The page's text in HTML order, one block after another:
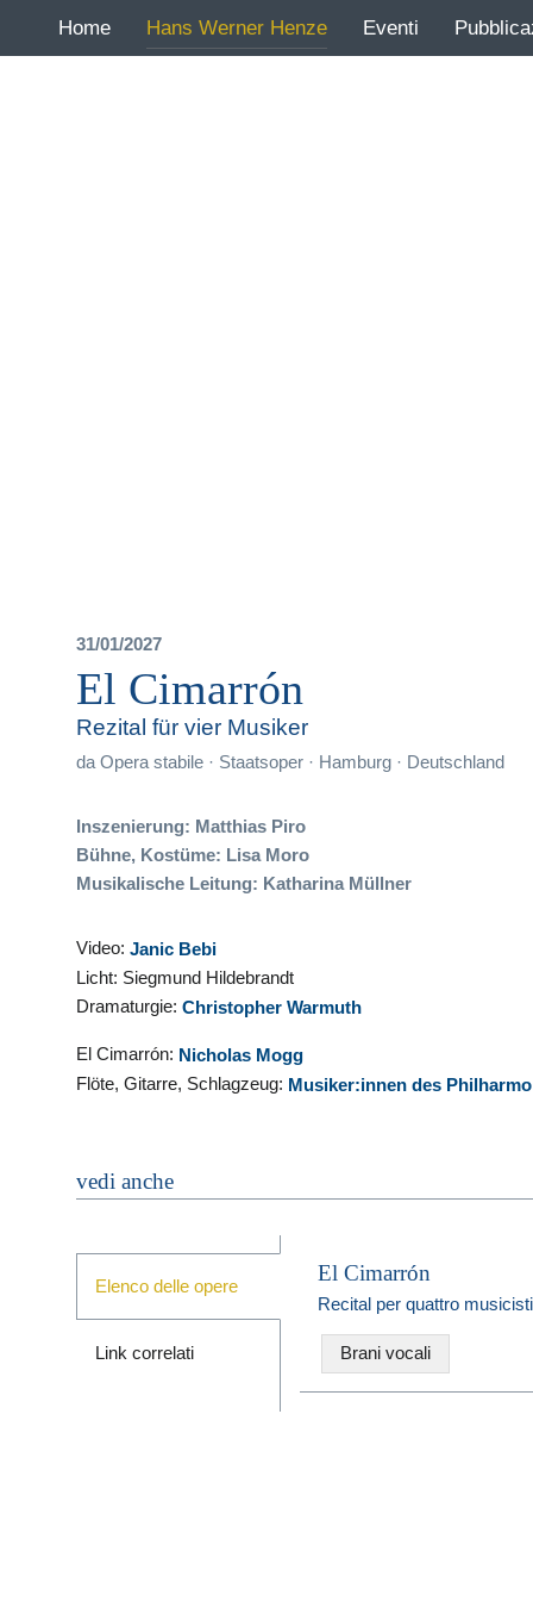
Home Hans Werner Henze Eventi
31/01/2027
El Cimarrón
Rezital für vier Musiker
da Opera stabile · Staatsoper · Hamburg · Deutschland
Inszenierung: Matthias Piro
Bühne, Kostüme: Lisa Moro
Musikalische Leitung: Katharina Müllner
Video: Janic Bebi
Licht: Siegmund Hildebrandt
Dramaturgie: Christopher Warmuth
El Cimarrón: Nicholas Mogg
Flöte, Gitarre, Schlagzeug: Musiker:innen des
vedi anche
Elenco delle opere
Link correlati
El Cimarrón
Recital per quattro musicisti
Brani vocali